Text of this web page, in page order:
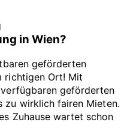
in Wien?
geförderten
richtigen Ort! Mit
geförderten
zu wirklich fairen Mieten.
Zuhause wartet schon